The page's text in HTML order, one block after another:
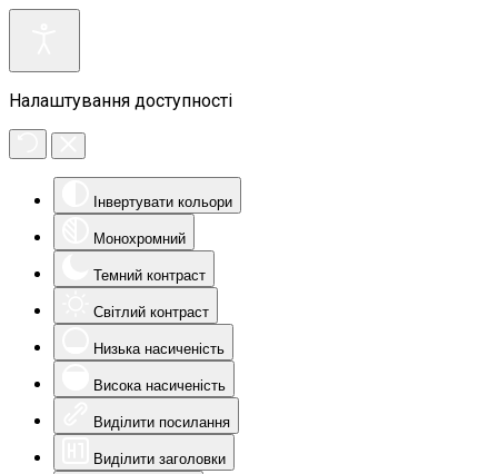
Налаштування доступності
Інвертувати кольори
Монохромний
Темний контраст
Світлий контраст
Низька насиченість
Висока насиченість
Виділити посилання
Виділити заголовки